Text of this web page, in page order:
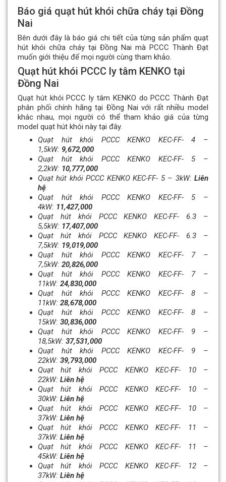
Báo giá quạt hút khói chữa cháy tại Đồng
Nai
Bên dưới đây là báo giá chi tiết của từng sản phẩm quạt
hút khói chữa cháy tại Đồng Nai mà PCCC Thành Đạt
muốn giới thiệu để mọi người cùng tham khảo.
Quạt hút khói PCCC ly tâm KENKO tại
Đồng Nai
Quạt hút khói PCCC ly tâm KENKO do PCCC Thành Đạt
phân phối chính hãng tại Đồng Nai với rất nhiều model
khác nhau, mọi người có thể tham khảo giá của từng
model quạt hút khói này tại đây.
Quạt hút khói PCCC KENKO KEC-FF- 4 –
1,5kW: 9,672,000
Quạt hút khói PCCC KENKO KEC-FF- 5 –
2,2kW: 10,777,000
Quạt hút khói PCCC KENKO KEC-FF- 5 – 3kW: Liên
hệ
Quạt hút khói PCCC KENKO KEC-FF- 5 –
4kW: 11,427,000
Quạt hút khói PCCC KENKO KEC-FF- 6.3 –
5,5kW: 17,407,000
Quạt hút khói PCCC KENKO KEC-FF- 6.3 –
7,5kW: 19,019,000
Quạt hút khói PCCC KENKO KEC-FF- 7 –
7,5kW: 20,826,000
Quạt hút khói PCCC KENKO KEC-FF- 7 –
11kW: 24,830,000
Quạt hút khói PCCC KENKO KEC-FF- 8 –
11kW: 28,678,000
Quạt hút khói PCCC KENKO KEC-FF- 8 –
15kW: 30,836,000
Quạt hút khói PCCC KENKO KEC-FF- 9 –
18,5kW: 37,531,000
Quạt hút khói PCCC KENKO KEC-FF- 9 –
22kW: 39,793,000
Quạt hút khói PCCC KENKO KEC-FF- 10 –
22kW: Liên hệ
Quạt hút khói PCCC KENKO KEC-FF- 10 –
30kW: Liên hệ
Quạt hút khói PCCC KENKO KEC-FF- 10 –
37kW: Liên hệ
Quạt hút khói PCCC KENKO KEC-FF- 11 –
37kW: Liên hệ
Quạt hút khói PCCC KENKO KEC-FF- 11 –
45kW: Liên hệ
Quạt hút khói PCCC KENKO KEC-FF- 12 –
37kW: Liên hệ